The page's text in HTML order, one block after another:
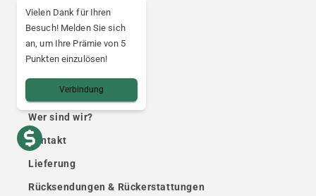
Afghan Hash CBD
Ketama CBD
Praktische Infos
Wer sind wir?
Kontakt
Lieferung
Rücksendungen & Rückerstattungen
Vielen Dank für Ihren
Besuch! Melden Sie sich
an, um Ihre Prämie von 5
Punkten einzulösen!
Verbindung